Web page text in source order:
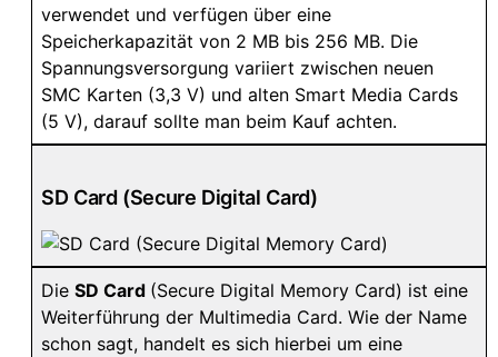
verwendet und verfügen über eine
Speicherkapazität von 2 MB bis 256 MB. Die
Spannungsversorgung variiert zwischen neuen
SMC Karten (3,3 V) und alten Smart Media Cards
(5 V), darauf sollte man beim Kauf achten.
SD Card (Secure Digital Card)
Die SD Card (Secure Digital Memory Card) ist eine
Weiterführung der Multimedia Card. Wie der Name
schon sagt, handelt es sich hierbei um eine